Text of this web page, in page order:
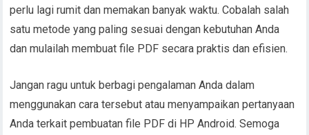
perlu lagi rumit dan memakan banyak waktu. Cobalah salah
satu metode yang paling sesuai dengan kebutuhan Anda
dan mulailah membuat file PDF secara praktis dan efisien.
Jangan ragu untuk berbagi pengalaman Anda dalam
menggunakan cara tersebut atau menyampaikan pertanyaan
Anda terkait pembuatan file PDF di HP Android. Semoga